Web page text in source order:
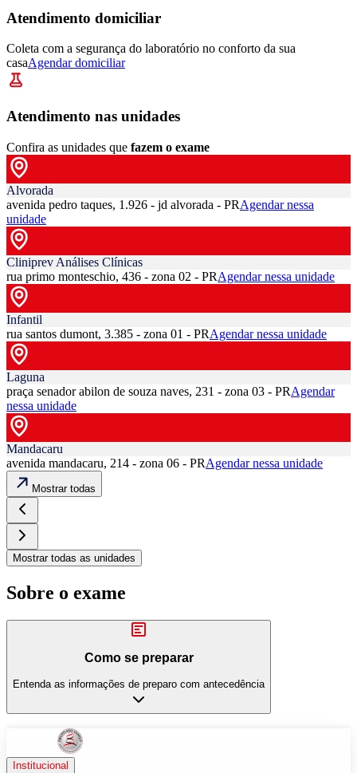
Atendimento domiciliar
Coleta com a segurança do laboratório no conforto da sua
casaAgendar domiciliar
Atendimento nas unidades
Confira as unidades que fazem o exame
Alvorada
avenida pedro taques, 1.926 - jd alvorada - PRAgendar nessa
unidade
Cliniprev Análises Clínicas
rua primo monteschio, 436 - zona 02 - PRAgendar nessa unidade
Infantil
rua santos dumont, 3.385 - zona 01 - PRAgendar nessa unidade
Laguna
praça senador abilon de souza naves, 231 - zona 03 - PRAgendar
nessa unidade
Mandacaru
avenida mandacaru, 214 - zona 06 - PRAgendar nessa unidade
Mostrar todas
Mostrar todas as unidades
Sobre o exame
Como se preparar
Entenda as informações de preparo com antecedência
Institucional